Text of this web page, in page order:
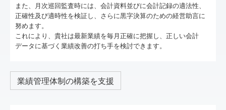
また、月次巡回監査時には、会計資料並びに会計記録の適法性、
正確性及び適時性を検証し、さらに黒字決算のための経営助言に
努めます。
これにより、貴社は最新業績を毎月正確に把握し、正しい会計
データに基づく業績改善の打ち手を検討できます。
業績管理体制の構築を支援